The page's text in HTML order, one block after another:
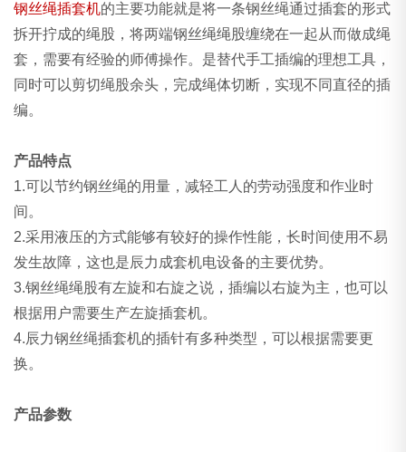
钢丝绳插套机的主要功能就是将一条钢丝绳通过插套的形式
拆开拧成的绳股，将两端钢丝绳绳股缠绕在一起从而做成绳
套，需要有经验的师傅操作。是替代手工插编的理想工具，
同时可以剪切绳股余头，完成绳体切断，实现不同直径的插
编。
产品特点
1.可以节约钢丝绳的用量，减轻工人的劳动强度和作业时
间。
2.采用液压的方式能够有较好的操作性能，长时间使用不易
发生故障，这也是辰力成套机电设备的主要优势。
3.钢丝绳绳股有左旋和右旋之说，插编以右旋为主，也可以
根据用户需要生产左旋插套机。
4.辰力钢丝绳插套机的插针有多种类型，可以根据需要更
换。
产品参数